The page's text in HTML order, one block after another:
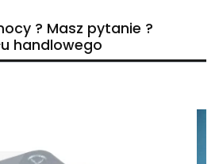
? Masz pytanie ?
handlowego